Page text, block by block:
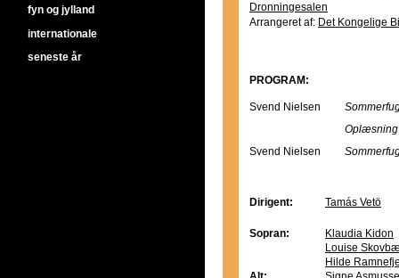
Dronningesalen
Arrangeret af: Det Kongelige
PROGRAM:
Svend Nielsen
Oplæsning
Svend Nielsen
Dirigent: Tamás Vetö
Sopran:
Klaudia Kidon
Louise
Hilde
fyn og jylland
internationale
seneste år